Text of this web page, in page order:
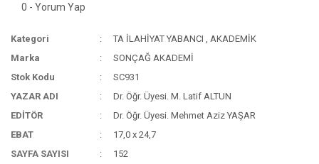
0 - Yorum Yap
Kategori TA İLAHİYAT YABANCI ,AKADEMİK
Marka
SONÇAĞ AKADEMİ
Stok Kodu
SC931
YAZAR ADI
Dr. Öğr. Üyesi. M. Latif ALTUN
EDİTÖR
Dr. Öğr. Üyesi. Mehmet Aziz YAŞAR
EBAT
17,0 x 24,7
SAYFA SAYISI
152